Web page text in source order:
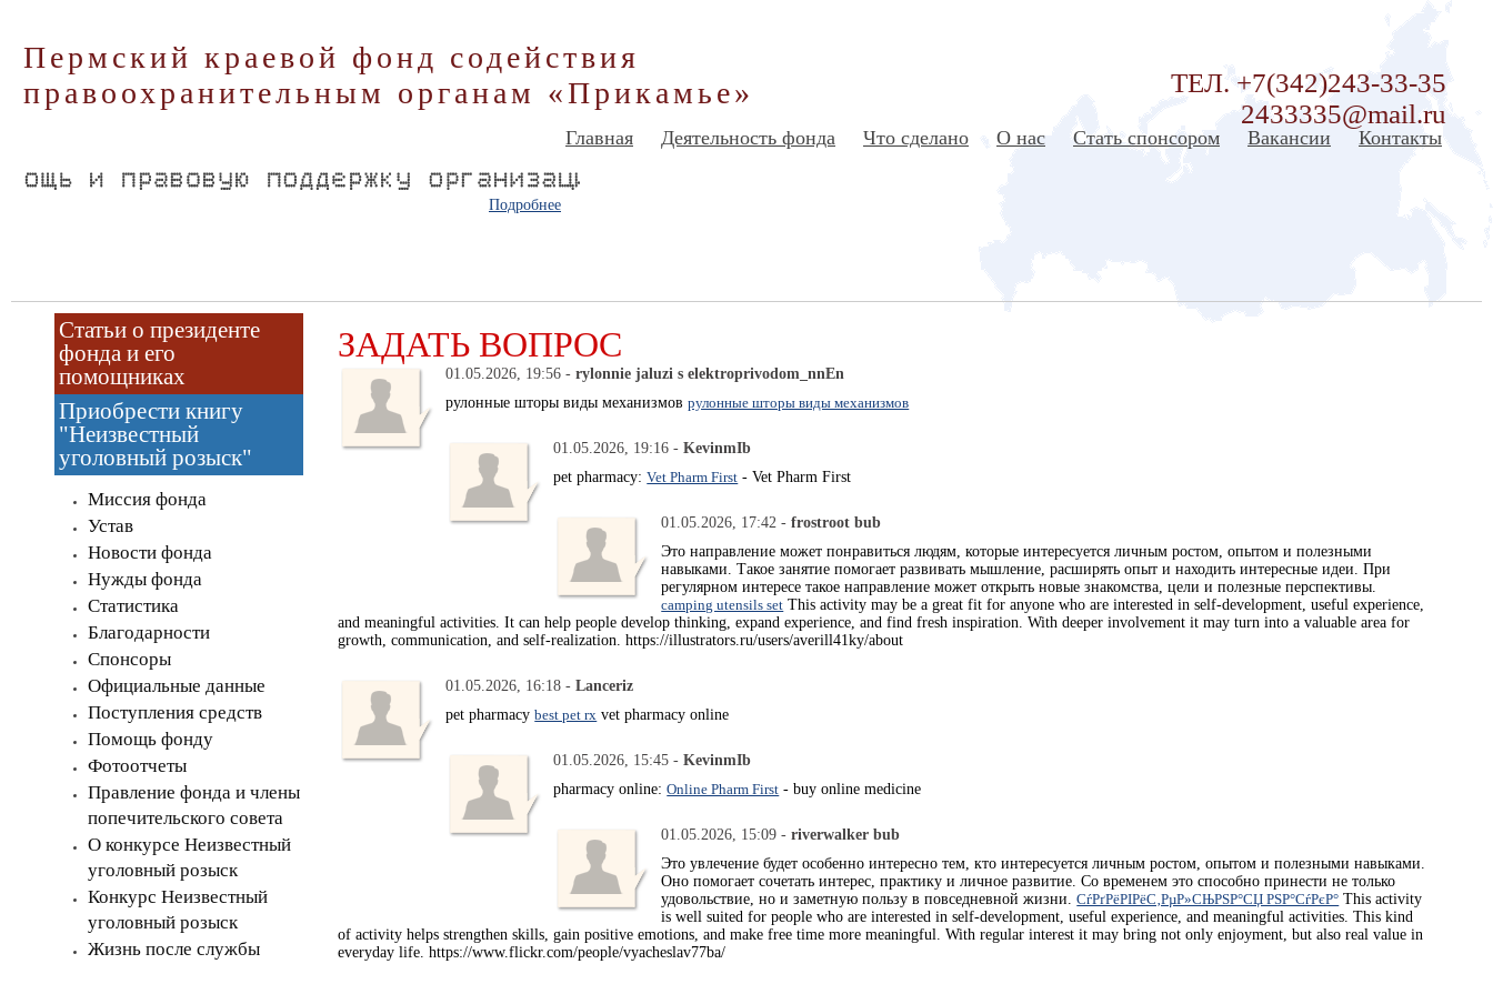
Пермский краевой фонд содействия
правоохранительным органам «Прикамье»
ТЕЛ. +7(342)243-33-35
2433335@mail.ru
Главная Деятельность фонда Что сделано О нас Стать спонсором Вакансии Контакты
Подробнее
Статьи о президенте
фонда и его
помощниках
Приобрести книгу
"Неизвестный
уголовный розыск"
Миссия фонда
Устав
Новости фонда
Нужды фонда
Статистика
Благодарности
Спонсоры
Официальные данные
Поступления средств
Помощь фонду
Фотоотчеты
Правление фонда и члены
попечительского совета
О конкурсе Неизвестный
уголовный розыск
Конкурс Неизвестный
уголовный розыск
Жизнь после службы
ЗАДАТЬ ВОПРОС
01.05.2026, 19:56 -rylonnie jaluzi s elektroprivodom_nnEn
рулонные шторы виды механизмоврулонные шторы виды механизмов
01.05.2026, 19:16 -KevinmIb
pet pharmacy:Vet Pharm First - Vet Pharm First
01.05.2026, 17:42 -frostroot bub
Это направление может понравиться людям, которые интересуется личным ростом, опытом и полезными
навыками. Такое занятие помогает развивать мышление, расширять опыт и находить интересные идеи. При
регулярном интересе такое направление может открыть новые знакомства, цели и полезные перспективы.
camping utensils set This activity may be a great fit for anyone who are interested in self-development, useful experience,
and meaningful activities. It can help people develop thinking, expand experience, and find fresh inspiration. With deeper involvement it may turn into a valuable area for
growth, communication, and self-realization. https://illustrators.ru/users/averill41ky/about
01.05.2026, 16:18 -Lanceriz
pet pharmacybest pet rx vet pharmacy online
01.05.2026, 15:45 -KevinmIb
pharmacy online:Online Pharm First - buy online medicine
01.05.2026, 15:09 -riverwalker bub
Это увлечение будет особенно интересно тем, кто интересуется личным ростом, опытом и полезными навыками.
Оно помогает сочетать интерес, практику и личное развитие. Со временем это способно принести не только
удовольствие, но и заметную пользу в повседневной жизни.СѓРґРёРІРёС‚РµР»СЊРЅР°СЏ РЅР°СѓРєР° This activity
is well suited for people who are interested in self-development, useful experience, and meaningful activities. This kind
of activity helps strengthen skills, gain positive emotions, and make free time more meaningful. With regular interest it may bring not only enjoyment, but also real value in
everyday life. https://www.flickr.com/people/vyacheslav77ba/